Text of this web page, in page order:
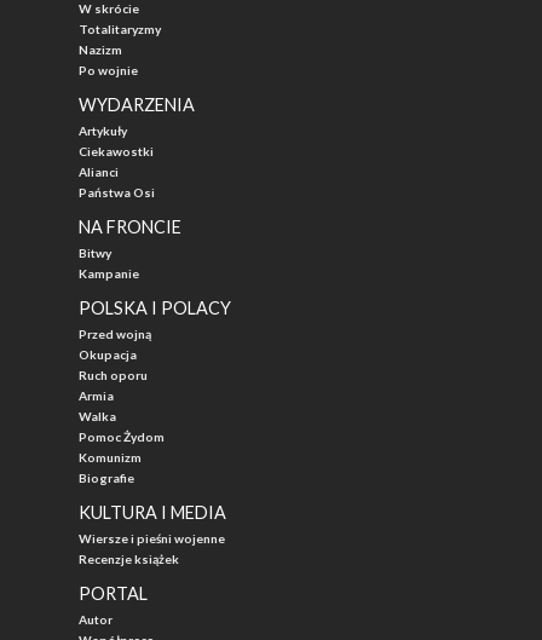
W skrócie
Totalitaryzmy
Nazizm
Po wojnie
WYDARZENIA
Artykuły
Ciekawostki
Alianci
Państwa Osi
NA FRONCIE
Bitwy
Kampanie
POLSKA I POLACY
Przed wojną
Okupacja
Ruch oporu
Armia
Walka
Pomoc Żydom
Komunizm
Biografie
KULTURA I MEDIA
Wiersze i pieśni wojenne
Recenzje książek
PORTAL
Autor